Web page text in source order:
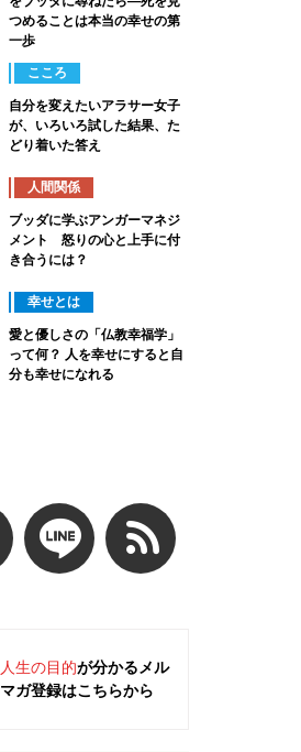
つめることは本当の幸せの第
一歩
こころ
自分を変えたいアラサー女子
が、いろいろ試した結果、た
どり着いた答え
人間関係
ブッダに学ぶアンガーマネジ
メント 怒りの心と上手に付
き合うには？
幸せとは
愛と優しさの「仏教幸福学」
って何？ 人を幸せにすると自
分も幸せになれる
人生の目的が分かるメル
マガ登録はこちらから